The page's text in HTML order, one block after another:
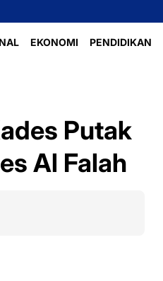
EKONOMI PENDIDIKAN
Putak
Al Falah